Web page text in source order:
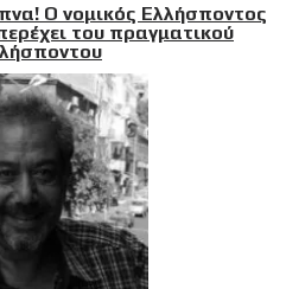
Ο νομικός Ελλήσποντος
του πραγματικού